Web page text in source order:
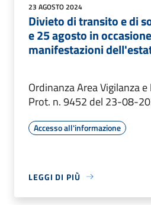
23 AGOSTO 2024
Divieto di transito e di
e 25 agosto in
manifestazioni
Ordinanza Area Vigilanza
Prot. n. 9452 del 23-08-
Accesso all'informazione
LEGGI DI PIÙ